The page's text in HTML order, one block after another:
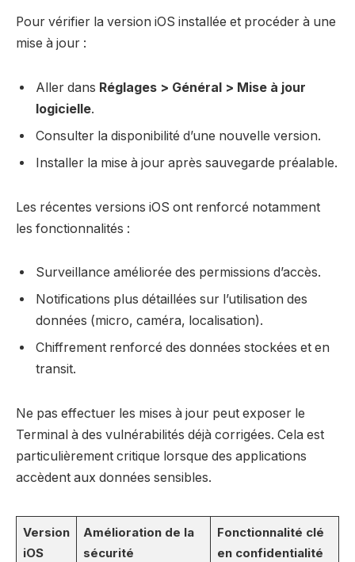
Pour vérifier la version iOS installée et procéder à une
mise à jour :
Aller dans Réglages > Général > Mise à jour
logicielle.
Consulter la disponibilité d’une nouvelle version.
Installer la mise à jour après sauvegarde préalable.
Les récentes versions iOS ont renforcé notamment
les fonctionnalités :
Surveillance améliorée des permissions d’accès.
Notifications plus détaillées sur l’utilisation des
données (micro, caméra, localisation).
Chiffrement renforcé des données stockées et en
transit.
Ne pas effectuer les mises à jour peut exposer le
Terminal à des vulnérabilités déjà corrigées. Cela est
particulièrement critique lorsque des applications
accèdent aux données sensibles.
Version
iOS
Amélioration de la
sécurité
Fonctionnalité clé
en confidentialité